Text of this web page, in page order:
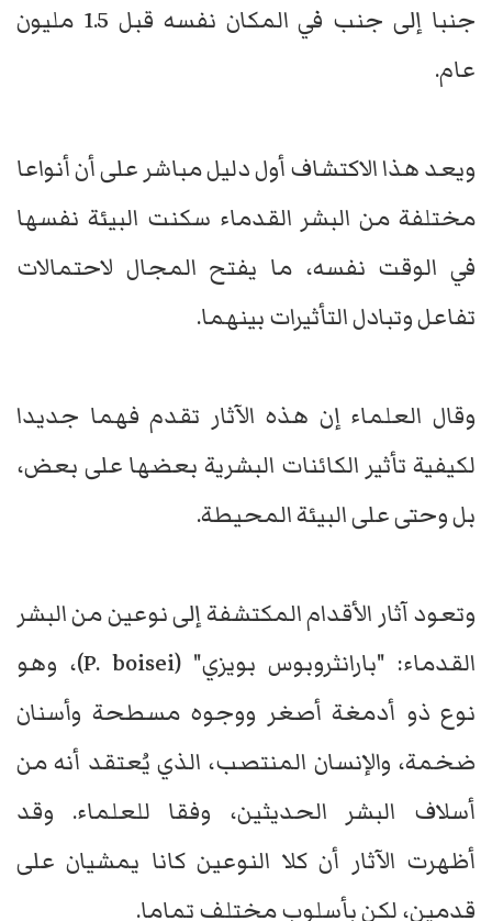
جنبا إلى جنب في المكان نفسه قبل 1.5 مليون
عام.
ويعد هذا الاكتشاف أول دليل مباشر على أن أنواعا
مختلفة من البشر القدماء سكنت البيئة نفسها
في الوقت نفسه، ما يفتح المجال لاحتمالات
تفاعل وتبادل التأثيرات بينهما.
وقال العلماء إن هذه الآثار تقدم فهما جديدا
لكيفية تأثير الكائنات البشرية بعضها على بعض،
بل وحتى على البيئة المحيطة.
وتعود آثار الأقدام المكتشفة إلى نوعين من البشر
القدماء: "بارانثروبوس بويزي" (P. boisei)، وهو
نوع ذو أدمغة أصغر ووجوه مسطحة وأسنان
ضخمة، والإنسان المنتصب، الذي يُعتقد أنه من
أسلاف البشر الحديثين، وفقا للعلماء. وقد
أظهرت الآثار أن كلا النوعين كانا يمشيان على
قدمين، لكن بأسلوب مختلف تماما.